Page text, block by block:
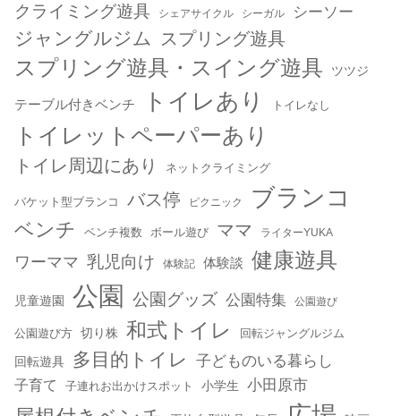
クライミング遊具
シェアサイクル シーガル シーソー
ジャングルジム スプリング遊具
スプリング遊具・スイング遊具 ツツジ
テーブル付きベンチ トイレあり トイレなし
トイレットペーパーあり
トイレ周辺にあり ネットクライミング
バケット型ブランコ バス停 ピクニック ブランコ
ベンチ ベンチ複数 ボール遊び ママ ライターYUKA
ワーママ 乳児向け 体験記 体験談 健康遊具
児童遊園 公園 公園グッズ 公園特集 公園遊び
公園遊び方 切り株 和式トイレ 回転ジャングルジム
回転遊具 多目的トイレ 子どものいる暮らし
子育て 子連れお出かけスポット 小学生 小田原市